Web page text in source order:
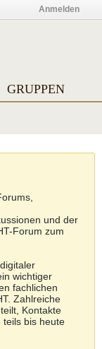
Anmelden
GRUPPEN
und der
Forum zum
wichtiger
fachlichen
Zahlreiche
Kontakte
bis heute